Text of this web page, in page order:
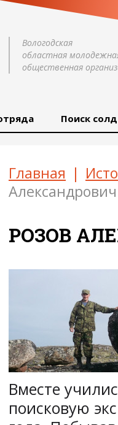
Вологодская
областная
общественная
Поиск
Главная |
Александрович
РОЗОВ
Вместе
поисковую